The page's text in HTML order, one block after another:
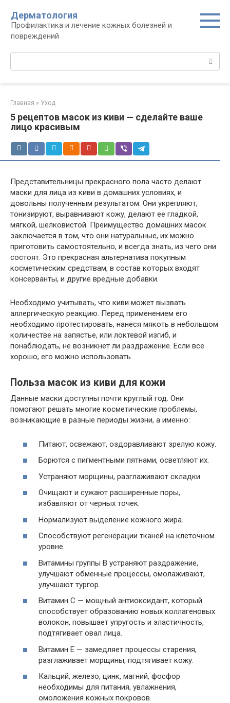
контенту
Дерматология
Профилактика и лечение кожных болезней и
повреждений
Главная » Уход
5 рецептов масок из киви — сделайте ваше
лицо красивым
Представительницы прекрасного пола часто делают
маски для лица из киви в домашних условиях, и
довольны полученным результатом. Они укрепляют,
тонизируют, выравнивают кожу, делают ее гладкой,
мягкой, шелковистой. Преимущество домашних масок
заключается в том, что они натуральные, их можно
приготовить самостоятельно, и всегда знать, из чего они
состоят. Это прекрасная альтернатива покупным
косметическим средствам, в состав которых входят
консерванты, и другие вредные добавки.
Необходимо учитывать, что киви может вызвать
аллергическую реакцию. Перед применением его
необходимо протестировать, нанеся мякоть в небольшом
количестве на запястье, или локтевой изгиб, и
понаблюдать, не возникнет ли раздражение. Если все
хорошо, его можно использовать.
Польза масок из киви для кожи
Данные маски доступны почти круглый год. Они
помогают решать многие косметические проблемы,
возникающие в разные периоды жизни, а именно:
Питают, освежают, оздоравливают зрелую кожу.
Борются с пигментными пятнами, осветляют их.
Устраняют морщины, разглаживают складки.
Очищают и сужают расширенные поры,
избавляют от черных точек.
Нормализуют выделение кожного жира.
Способствуют регенерации тканей на клеточном
уровне.
Витамины группы В устраняют раздражение,
улучшают обменные процессы, омолаживают,
улучшают тургор.
Витамин С — мощный антиоксидант, который
способствует образованию новых коллагеновых
волокон, повышает упругость и эластичность,
подтягивает овал лица.
Витамин Е — замедляет процессы старения,
разглаживает морщины, подтягивает кожу.
Кальций, железо, цинк, магний, фосфор
необходимы для питания, увлажнения,
омоложения кожных покровов.